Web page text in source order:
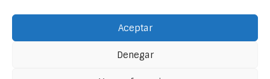
Aceptar
Denegar
considerarse hipotéticas y no debe esperarse que se